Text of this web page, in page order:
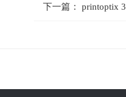
下一篇： printoptix